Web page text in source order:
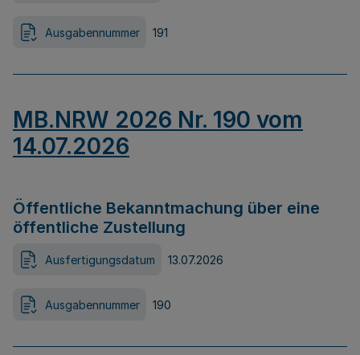
Ausgabennummer 191
MB.NRW 2026 Nr. 190 vom
14.07.2026
Öffentliche Bekanntmachung über eine
öffentliche Zustellung
Ausfertigungsdatum 13.07.2026
Ausgabennummer 190